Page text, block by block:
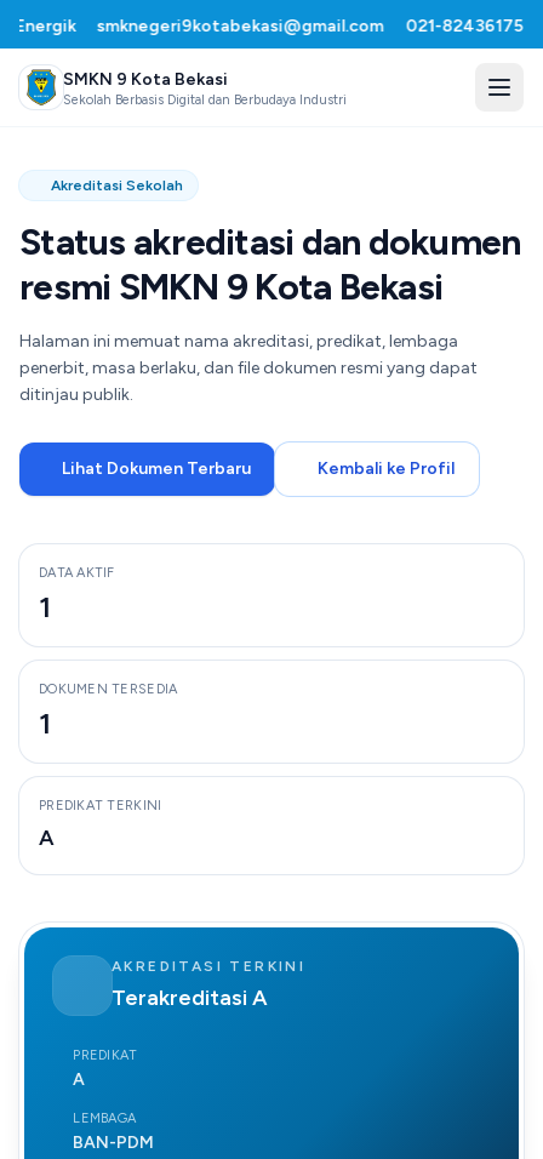
smknegeri9kotabekasi@gmail.com 021-82436175 •
SMKN 9 Kota Bekasi
Sekolah Berbasis Digital dan Berbudaya Industri
Akreditasi Sekolah
Status akreditasi dan dokumen
resmi SMKN 9 Kota Bekasi
Halaman ini memuat nama akreditasi, predikat, lembaga
penerbit, masa berlaku, dan file dokumen resmi yang dapat
ditinjau publik.
Lihat Dokumen Terbaru Kembali ke Profil
DATA AKTIF
1
DOKUMEN TERSEDIA
1
PREDIKAT TERKINI
A
AKREDITASI TERKINI
Terakreditasi A
PREDIKAT
A
LEMBAGA
BAN-PDM